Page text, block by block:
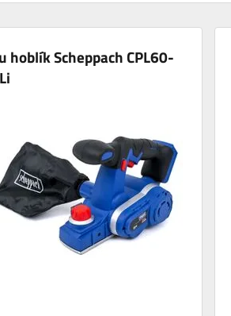
hoblík Scheppach CPL60-